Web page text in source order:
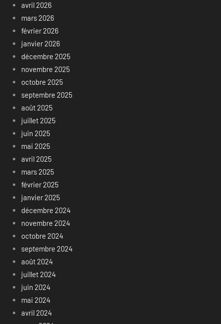
avril 2026
mars 2026
février 2026
janvier 2026
décembre 2025
novembre 2025
octobre 2025
septembre 2025
août 2025
juillet 2025
juin 2025
mai 2025
avril 2025
mars 2025
février 2025
janvier 2025
décembre 2024
novembre 2024
octobre 2024
septembre 2024
août 2024
juillet 2024
juin 2024
mai 2024
avril 2024